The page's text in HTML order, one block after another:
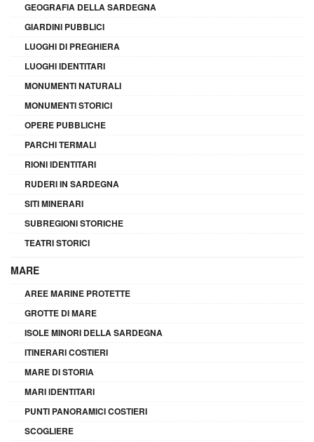
GEOGRAFIA DELLA SARDEGNA
GIARDINI PUBBLICI
LUOGHI DI PREGHIERA
LUOGHI IDENTITARI
MONUMENTI NATURALI
MONUMENTI STORICI
OPERE PUBBLICHE
PARCHI TERMALI
RIONI IDENTITARI
RUDERI IN SARDEGNA
SITI MINERARI
SUBREGIONI STORICHE
TEATRI STORICI
MARE
AREE MARINE PROTETTE
GROTTE DI MARE
ISOLE MINORI DELLA SARDEGNA
ITINERARI COSTIERI
MARE DI STORIA
MARI IDENTITARI
PUNTI PANORAMICI COSTIERI
SCOGLIERE